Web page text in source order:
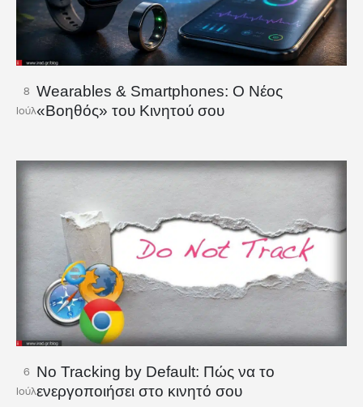
8
Ιούλ
Wearables & Smartphones: Ο Νέος
«Βοηθός» του Κινητού σου
6
Ιούλ
No Tracking by Default: Πώς να το
ενεργοποιήσει στο κινητό σου